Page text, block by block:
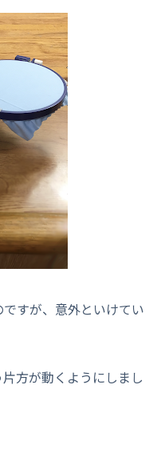
すが、意外といけてい
方が動くようにしまし